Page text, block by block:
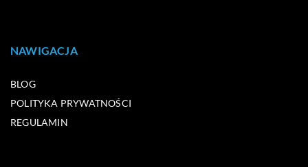
NAWIGACJA
BLOG
POLITYKA PRYWATNOŚCI
REGULAMIN